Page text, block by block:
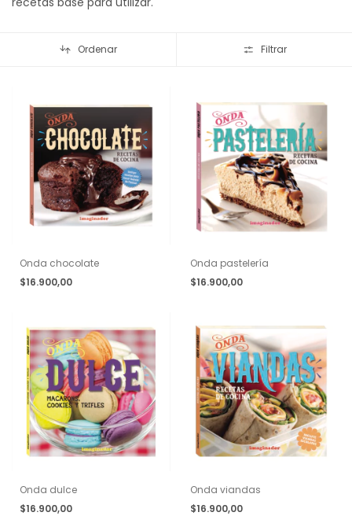
Ordenar Filtrar
Onda chocolate
$16.900,00
Onda pastelería
$16.900,00
Onda dulce
$16.900,00
Onda viandas
$16.900,00